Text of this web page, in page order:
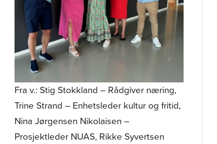
Fra v.: Stig Stokkland – Rådgiver næring,
Trine Strand – Enhetsleder kultur og fritid,
Nina Jørgensen Nikolaisen –
Prosjektleder NUAS, Rikke Syvertsen